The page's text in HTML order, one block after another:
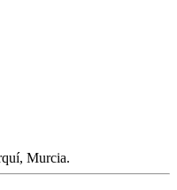
Murcia.